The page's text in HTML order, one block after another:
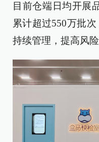
目前仓端日均开展
累计超过550万批
持续管理，提高风